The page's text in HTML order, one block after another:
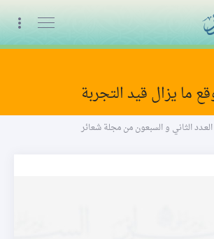
البث المباشر
ما يزال قيد التجربة
العـدد الثاني و السبعون من مجلة شعائر